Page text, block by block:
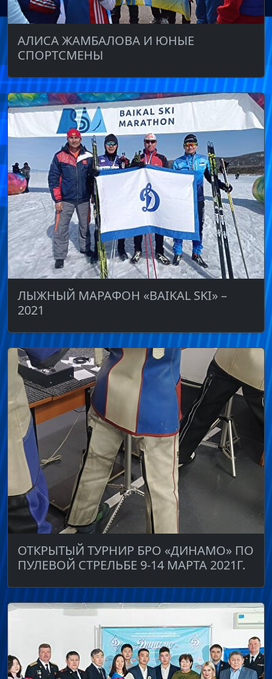
АЛИСА ЖАМБАЛОВА И ЮНЫЕ
СПОРТСМЕНЫ
ЛЫЖНЫЙ МАРАФОН «BAIKAL SKI» –
2021
ОТКРЫТЫЙ ТУРНИР БРО «ДИНАМО» ПО
ПУЛЕВОЙ СТРЕЛЬБЕ 9-14 МАРТА 2021Г.